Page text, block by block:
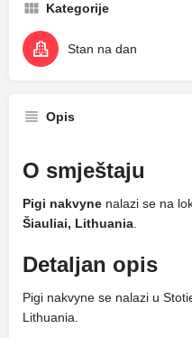
Kategorije
Stan na dan
Opis
O smještaju
Pigi nakvyne nalazi se na
Šiauliai, Lithuania
Detaljan opis
Pigi nakvyne se nalazi u
Lithuania.